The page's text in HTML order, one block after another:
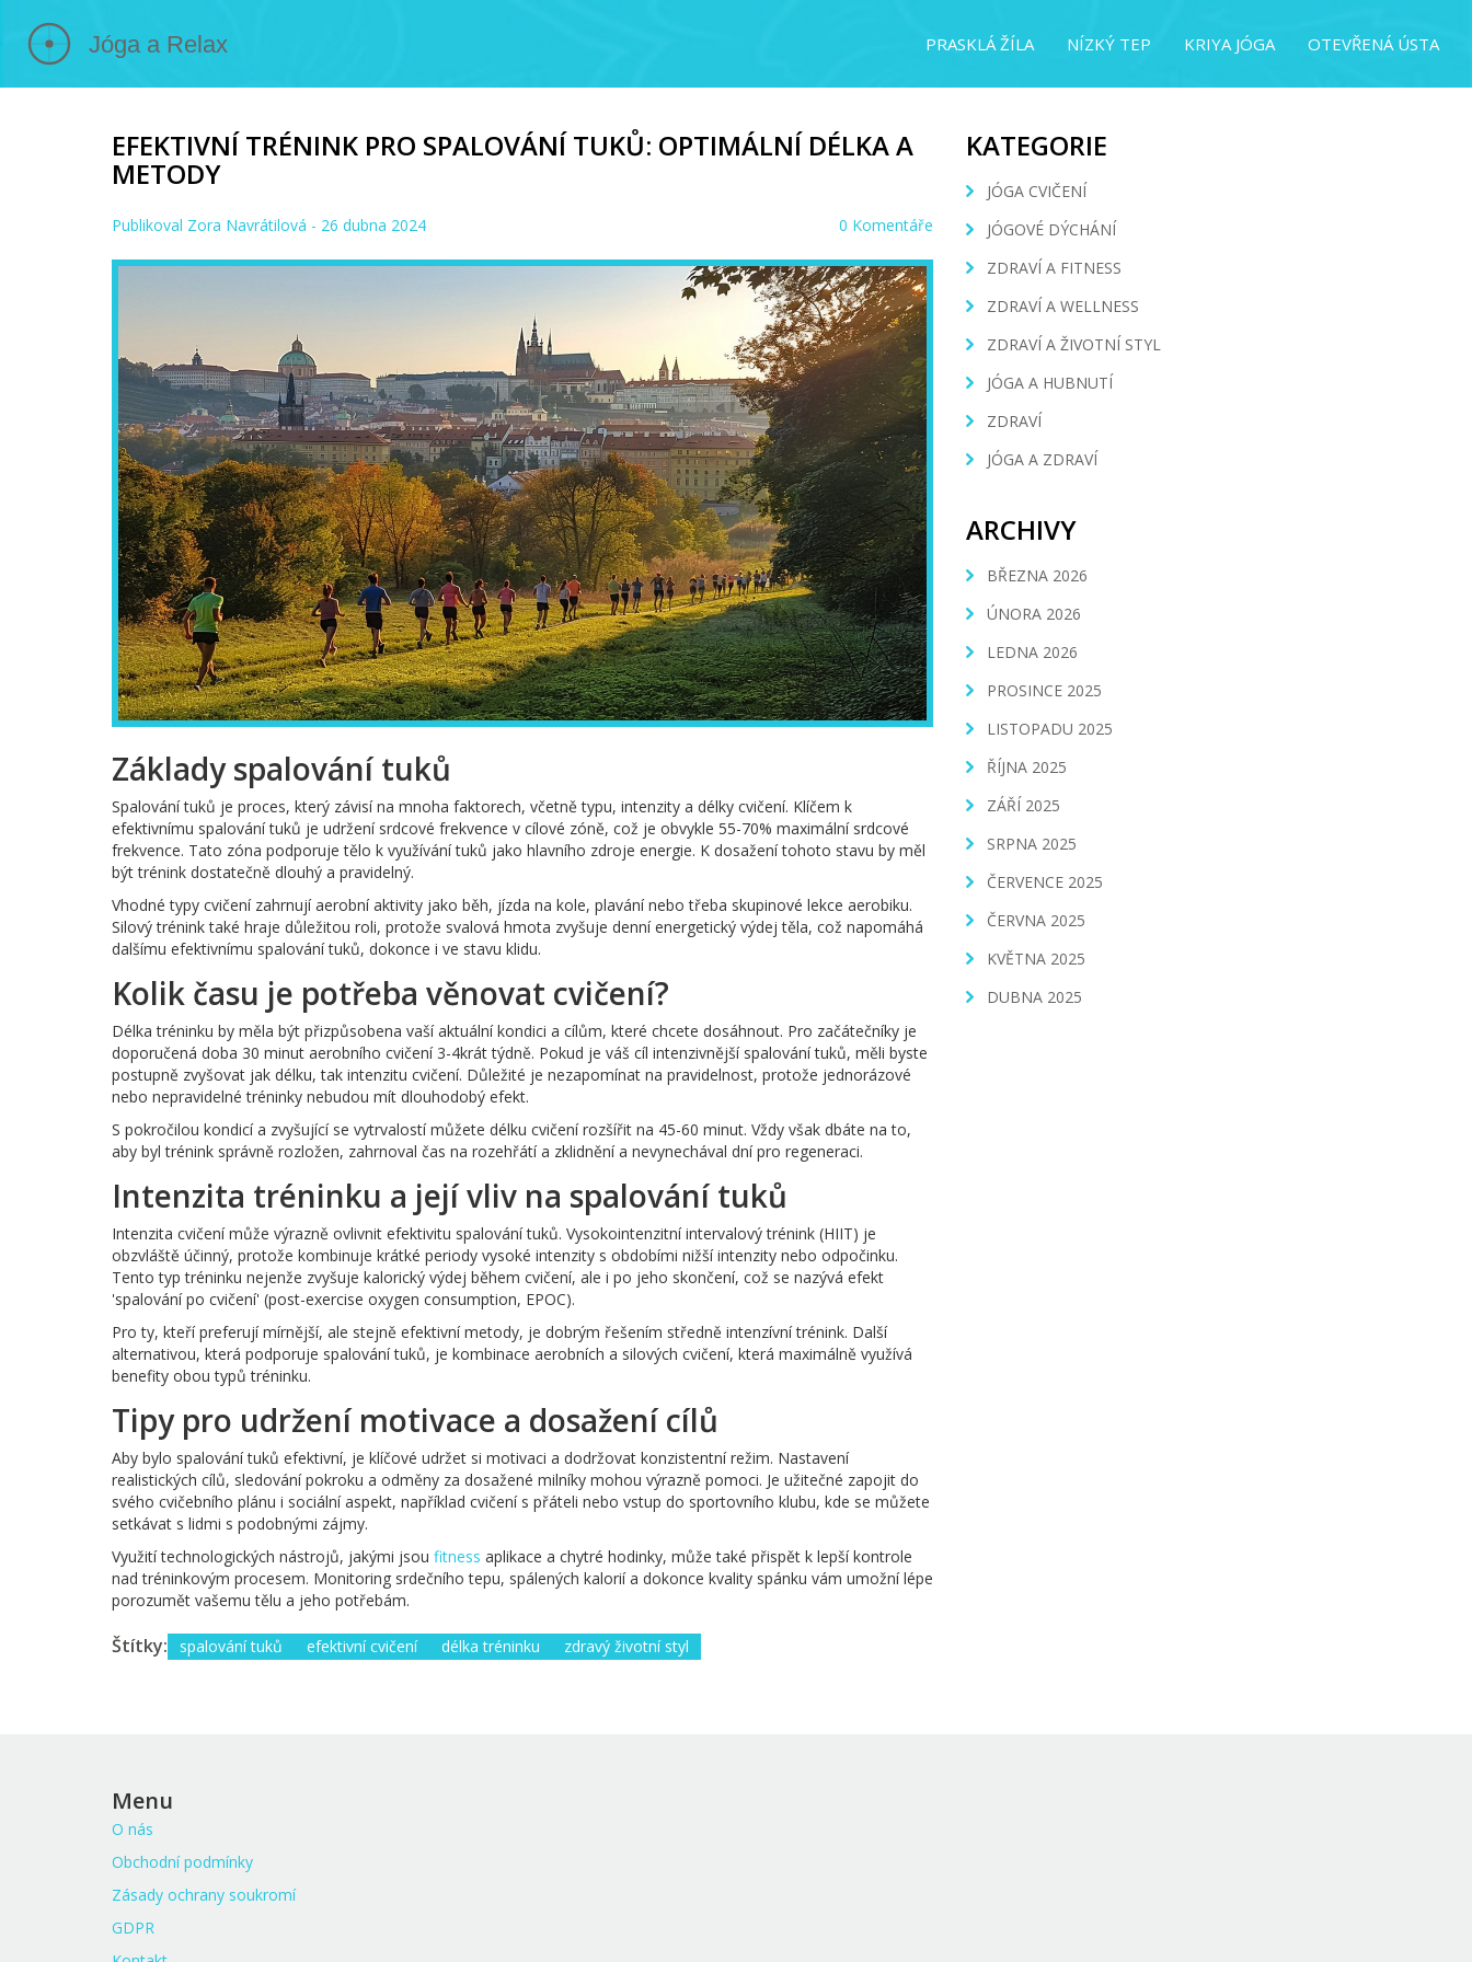
PRASKLÁ ŽÍLA NÍZKÝ TEP KRIYA JÓGA OTEVŘENÁ ÚSTA
EFEKTIVNÍ TRÉNINK PRO SPALOVÁNÍ TUKŮ: OPTIMÁLNÍ DÉLKA A
METODY
Publikoval Zora Navrátilová - 26 dubna 2024 0 Komentáře
Základy spalování tuků
Spalování tuků je proces, který závisí na mnoha faktorech, včetně typu, intenzity a délky cvičení. Klíčem k
efektivnímu spalování tuků je udržení srdcové frekvence v cílové zóně, což je obvykle 55-70% maximální srdcové
frekvence. Tato zóna podporuje tělo k využívání tuků jako hlavního zdroje energie. K dosažení tohoto stavu by měl
být trénink dostatečně dlouhý a pravidelný.
Vhodné typy cvičení zahrnují aerobní aktivity jako běh, jízda na kole, plavání nebo třeba skupinové lekce aerobiku.
Silový trénink také hraje důležitou roli, protože svalová hmota zvyšuje denní energetický výdej těla, což napomáhá
dalšímu efektivnímu spalování tuků, dokonce i ve stavu klidu.
Kolik času je potřeba věnovat cvičení?
Délka tréninku by měla být přizpůsobena vaší aktuální kondici a cílům, které chcete dosáhnout. Pro začátečníky je
doporučená doba 30 minut aerobního cvičení 3-4krát týdně. Pokud je váš cíl intenzivnější spalování tuků, měli byste
postupně zvyšovat jak délku, tak intenzitu cvičení. Důležité je nezapomínat na pravidelnost, protože jednorázové
nebo nepravidelné tréninky nebudou mít dlouhodobý efekt.
S pokročilou kondicí a zvyšující se vytrvalostí můžete délku cvičení rozšířit na 45-60 minut. Vždy však dbáte na to,
aby byl trénink správně rozložen, zahrnoval čas na rozehřátí a zklidnění a nevynechával dní pro regeneraci.
Intenzita tréninku a její vliv na spalování tuků
Intenzita cvičení může výrazně ovlivnit efektivitu spalování tuků. Vysokointenzitní intervalový trénink (HIIT) je
obzvláště účinný, protože kombinuje krátké periody vysoké intenzity s obdobími nižší intenzity nebo odpočinku.
Tento typ tréninku nejenže zvyšuje kalorický výdej během cvičení, ale i po jeho skončení, což se nazývá efekt
'spalování po cvičení' (post-exercise oxygen consumption, EPOC).
Pro ty, kteří preferují mírnější, ale stejně efektivní metody, je dobrým řešením středně intenzívní trénink. Další
alternativou, která podporuje spalování tuků, je kombinace aerobních a silových cvičení, která maximálně využívá
benefity obou typů tréninku.
Tipy pro udržení motivace a dosažení cílů
Aby bylo spalování tuků efektivní, je klíčové udržet si motivaci a dodržovat konzistentní režim. Nastavení
realistických cílů, sledování pokroku a odměny za dosažené milníky mohou výrazně pomoci. Je užitečné zapojit do
svého cvičebního plánu i sociální aspekt, například cvičení s přáteli nebo vstup do sportovního klubu, kde se můžete
setkávat s lidmi s podobnými zájmy.
Využití technologických nástrojů, jakými jsou fitness aplikace a chytré hodinky, může také přispět k lepší kontrole
nad tréninkovým procesem. Monitoring srdečního tepu, spálených kalorií a dokonce kvality spánku vám umožní lépe
porozumět vašemu tělu a jeho potřebám.
Štítky: spalování tuků efektivní cvičení délka tréninku zdravý životní styl
KATEGORIE
JÓGA CVIČENÍ
JÓGOVÉ DÝCHÁNÍ
ZDRAVÍ A FITNESS
ZDRAVÍ A WELLNESS
ZDRAVÍ A ŽIVOTNÍ STYL
JÓGA A HUBNUTÍ
ZDRAVÍ
JÓGA A ZDRAVÍ
ARCHIVY
BŘEZNA 2026
ÚNORA 2026
LEDNA 2026
PROSINCE 2025
LISTOPADU 2025
ŘÍJNA 2025
ZÁŘÍ 2025
SRPNA 2025
ČERVENCE 2025
ČERVNA 2025
KVĚTNA 2025
DUBNA 2025
Menu
O nás
Obchodní podmínky
Zásady ochrany soukromí
GDPR